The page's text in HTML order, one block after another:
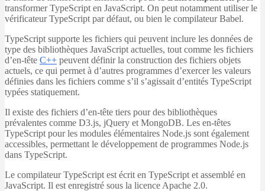
transformer TypeScript en JavaScript. On peut notamment utiliser le
vérificateur TypeScript par défaut, ou bien le compilateur Babel.
TypeScript supporte les fichiers qui peuvent inclure les données de
type des bibliothèques JavaScript actuelles, tout comme les fichiers
d’en-tête C++ peuvent définir la construction des fichiers objets
actuels, ce qui permet à d’autres programmes d’exercer les valeurs
définies dans les fichiers comme s’il s’agissait d’entités TypeScript
typées statiquement.
Il existe des fichiers d’en-tête tiers pour des bibliothèques
prévalentes comme D3.js, jQuery et MongoDB. Les en-têtes
TypeScript pour les modules élémentaires Node.js sont également
accessibles, permettant le développement de programmes Node.js
dans TypeScript.
Le compilateur TypeScript est écrit en TypeScript et assemblé en
JavaScript. Il est enregistré sous la licence Apache 2.0.